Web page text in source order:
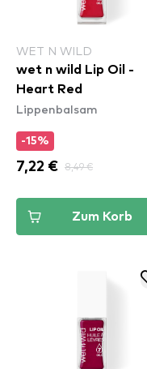
WET N WILD
wet n wild Lip Oil -
Heart Red
Lippenbalsam
-15%
7,22 € 8,49 €
Zum Korb